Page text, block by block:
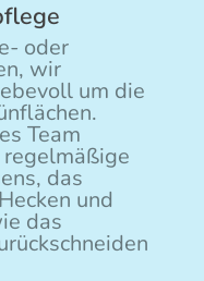
oder
wir
um die
Team
das
und
das